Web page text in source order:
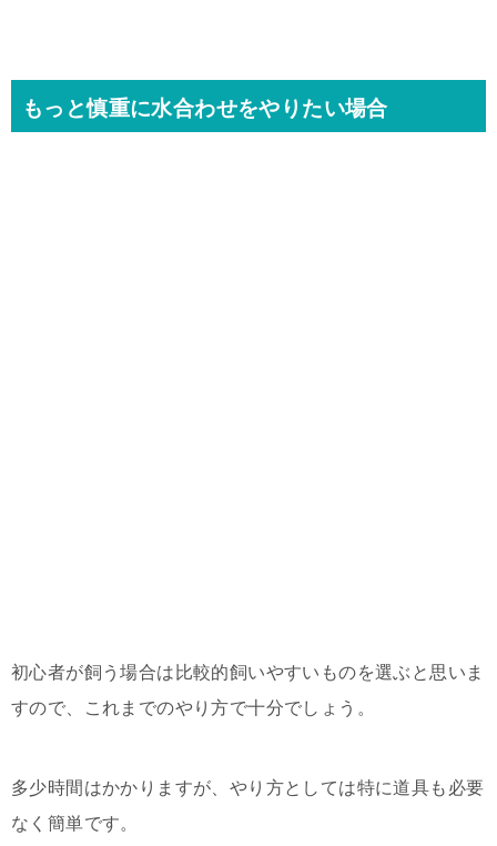
もっと慎重に水合わせをやりたい場合
初心者が飼う場合は比較的飼いやすいものを選ぶと思いま
すので、これまでのやり方で十分でしょう。
多少時間はかかりますが、やり方としては特に道具も必要
なく簡単です。